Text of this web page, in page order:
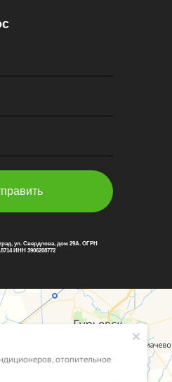
ул. Свердлова, дом 29А. ОГРН
ИНН 3906208772